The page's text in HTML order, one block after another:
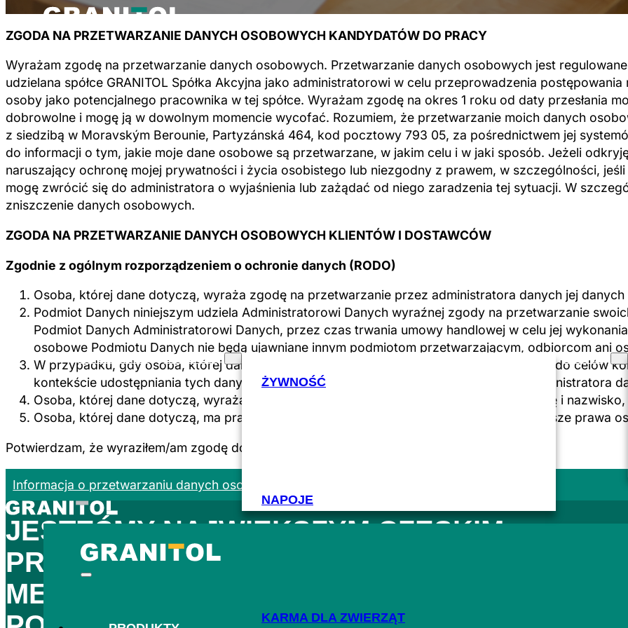
PRODUKTY
BRANŻA
ŻYWNOŚĆ
NAPOJE
KARMA DLA ZWIERZĄT
O NAS
ZGODA NA PRZETWARZANIE DANYCH OSOBOWYCH KANDYDATÓW DO PRACY
Wyrażam zgodę na przetwarzanie danych osobowych. Przetwarzanie danych osobowych jest
udzielana spółce GRANITOL Spółka Akcyjna jako administratorowi w celu przeprowadzenia
osoby jako potencjalnego pracownika w tej spółce. Wyrażam zgodę na okres 1 roku od daty przesłania
dobrowolne i mogę ją w dowolnym momencie wycofać. Rozumiem, że przetwarzanie moich danych
z siedzibą w Moravským Berounie, Partyzánská 464, kod pocztowy 793 05, za pośrednictwem jej
do informacji o tym, jakie moje dane osobowe są przetwarzane, w jakim celu i w jaki sposób. Jeżeli
naruszający ochronę mojej prywatności i życia osobistego lub niezgodny z prawem, w szczególności,
mogę zwrócić się do administratora o wyjaśnienia lub zażądać od niego zaradzenia tej sytuacji. W
zniszczenie danych osobowych.
ZGODA NA PRZETWARZANIE DANYCH OSOBOWYCH KLIENTÓW I DOSTAWCÓW
Zgodnie z ogólnym rozporządzeniem o ochronie danych (RODO)
Osoba, której dane dotyczą, wyraża zgodę na przetwarzanie przez administratora danych jej
Podmiot Danych niniejszym udziela Administratorowi Danych wyraźnej zgody na przetwarzanie
Podmiot Danych Administratorowi Danych, przez czas trwania umowy handlowej w celu jej
osobowe Podmiotu Danych nie będą ujawniane innym podmiotom przetwarzającym, odbiorcom ani
W przypadku, gdy osoba, której dane dotyczą, używa numeru telefonu lub adresu e-mail do celów
kontekście udostępniania tych danych partnerom biznesowym i innym pracownikom administratora
Osoba, której dane dotyczą, wyraża zgodę na wykorzystanie jej danych osobowych (imię i
Osoba, której dane dotyczą, ma prawo do wycofania zgody w dowolnym momencie. Dalsze prawa
Potwierdzam, że wyraziłem/am zgodę dobrowolnie i że rozumiem zawarte w niej informacje.
Informacja o przetwarzaniu danych osobowych (CZ)
JESTEŚMYNAJWIĘKSZYMCZESKIM
PRODUCENTEM FOLII PE PRODUKOWANYCH
METODĄ ROZDMUCHU I DZIAŁAMY NA